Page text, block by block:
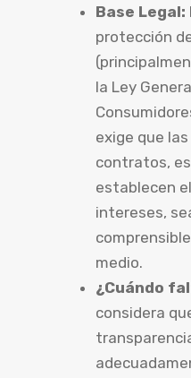
Base Legal:
protección
la Ley
exige que
contratos,
establecen
intereses,
medio.
¿Cuándo
considera